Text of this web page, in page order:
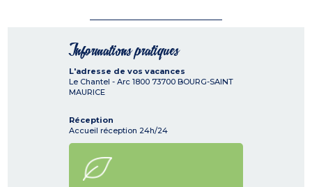
Informations pratiques
L'adresse de vos vacances
Le Chantel - Arc 1800 73700 BOURG-SAINT
MAURICE
Réception
Accueil réception 24h/24